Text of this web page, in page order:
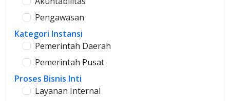
Pengawasan
Kategori Instansi
Pemerintah Daerah
Pemerintah Pusat
Proses Bisnis Inti
Layanan Internal